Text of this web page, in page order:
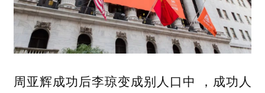
周亚辉成功后李琼变成别人口中 ，成功人